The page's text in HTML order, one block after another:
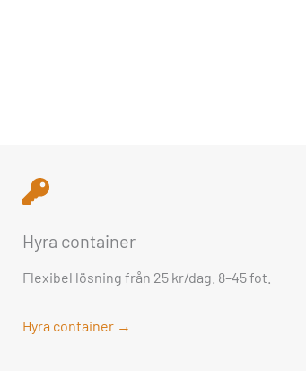
Hyra container
Flexibel lösning från 25 kr/dag. 8–45 fot.
Hyra container →